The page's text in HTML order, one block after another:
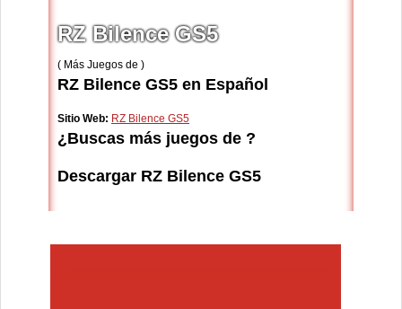
RZ Bilence GS5
( Más Juegos de )
RZ Bilence GS5 en Español
Sitio Web: RZ Bilence GS5
¿Buscas más juegos de ?
Descargar RZ Bilence GS5